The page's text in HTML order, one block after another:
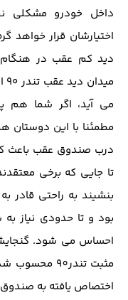
داخل خودرو مشکلی
دید کم عقب در هنگام
می آید، اگر شما هم
مطمئنا با این دوستان
درب صندوق عقب باعث
بنشیند به راحتی قادر
بود و تا حدودی نیاز
احساس می شود.
مثبت تندر90 محسوب شده و این خودرو با حدود
اختصاص یافته به